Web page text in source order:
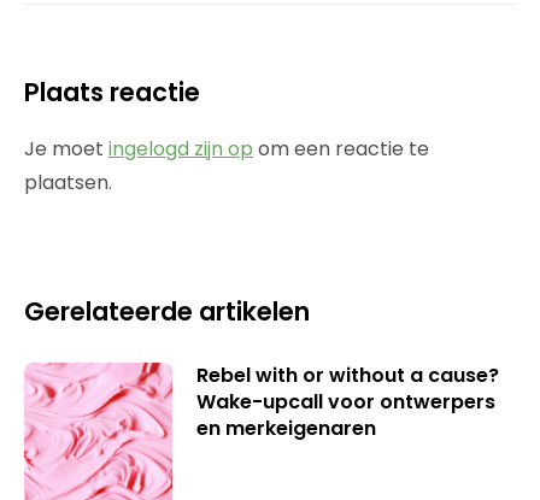
Plaats reactie
Je moet ingelogd zijn op om een reactie te
plaatsen.
Gerelateerde artikelen
Rebel with or without a cause?
Wake-upcall voor ontwerpers
en merkeigenaren